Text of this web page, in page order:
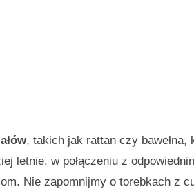
, takich jak rattan czy bawełna,
letnie, w połączeniu z
Nie zapomnijmy o torebkach z